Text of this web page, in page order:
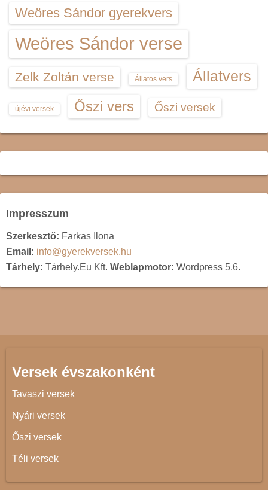
Weöres Sándor gyerekvers
Weöres Sándor verse
Zelk Zoltán verse Állatos vers Állatvers
újévi versek Őszi vers Őszi versek
Impresszum
Szerkesztő: Farkas Ilona
Email: info@gyerekversek.hu
Tárhely: Tárhely.Eu Kft. Weblapmotor: Wordpress 5.6.
Versek évszakonként
Tavaszi versek
Nyári versek
Őszi versek
Téli versek